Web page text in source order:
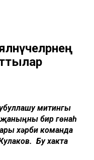
митингы
бирү гөнаһ
хәрби команда
Бу хакта